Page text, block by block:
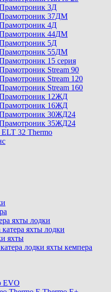
3Д
Прамотроник 37ДМ
4Д
Прамотроник 44ДМ
5Д
Прамотроник 55ДМ
15 серия
Stream 90
Stream 120
Stream 160
Прамотроник 12ЖД
Прамотроник 16ЖД
Прамотроник 30ЖД24
Прамотроник 35ЖД24
32 Thermo
яхты лодки
яхты лодки
яхты
лодки яхты кемпера
EVO